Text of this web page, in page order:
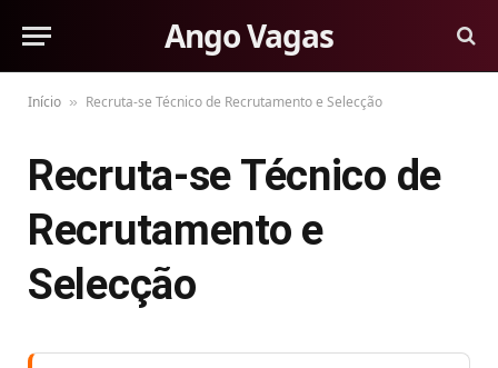
Ango Vagas
Início » Recruta-se Técnico de Recrutamento e Selecção
Recruta-se Técnico de
Recrutamento e
Selecção